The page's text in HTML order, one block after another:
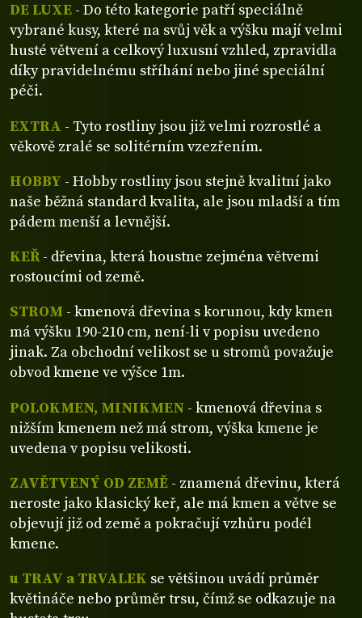
DE LUXE - Do této kategorie patří speciálně
vybrané kusy, které na svůj věk a výšku mají velmi
husté větvení a celkový luxusní vzhled, zpravidla
díky pravidelnému stříhání nebo jiné speciální
péči.
EXTRA - Tyto rostliny jsou již velmi rozrostlé a
věkově zralé se solitérním vzezřením.
HOBBY - Hobby rostliny jsou stejně kvalitní jako
naše běžná standard kvalita, ale jsou mladší a tím
pádem menší a levnější.
KEŘ- dřevina, která houstne zejména větvemi
rostoucími od země.
STROM - kmenová dřevina s korunou, kdy kmen
má výšku 190-210 cm, není-li v popisu uvedeno
jinak. Za obchodní velikost se u stromů považuje
obvod kmene ve výšce 1m.
POLOKMEN, MINIKMEN - kmenová dřevina s
nižším kmenem než má strom, výška kmene je
uvedena v popisu velikosti.
ZAVĚTVENÝ OD ZEMĚ - znamená dřevinu, která
neroste jako klasický keř, ale má kmen a větve se
objevují již od země a pokračují vzhůru podél
kmene.
u TRAV a TRVALEK se většinou uvádí průměr
květináče nebo průměr trsu, čímž se odkazuje na